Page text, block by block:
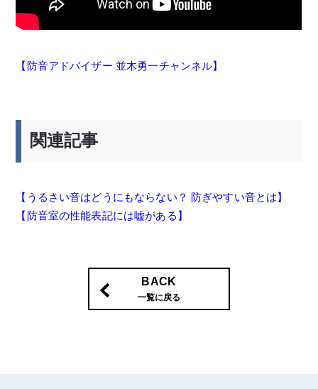
【防音アドバイザー 並木勇一チャンネル】
関連記事
【うるさい音はどうにもならない？ 防ぎやすい音とは】
【防音室の性能表記には嘘がある】
BACK
一覧に戻る